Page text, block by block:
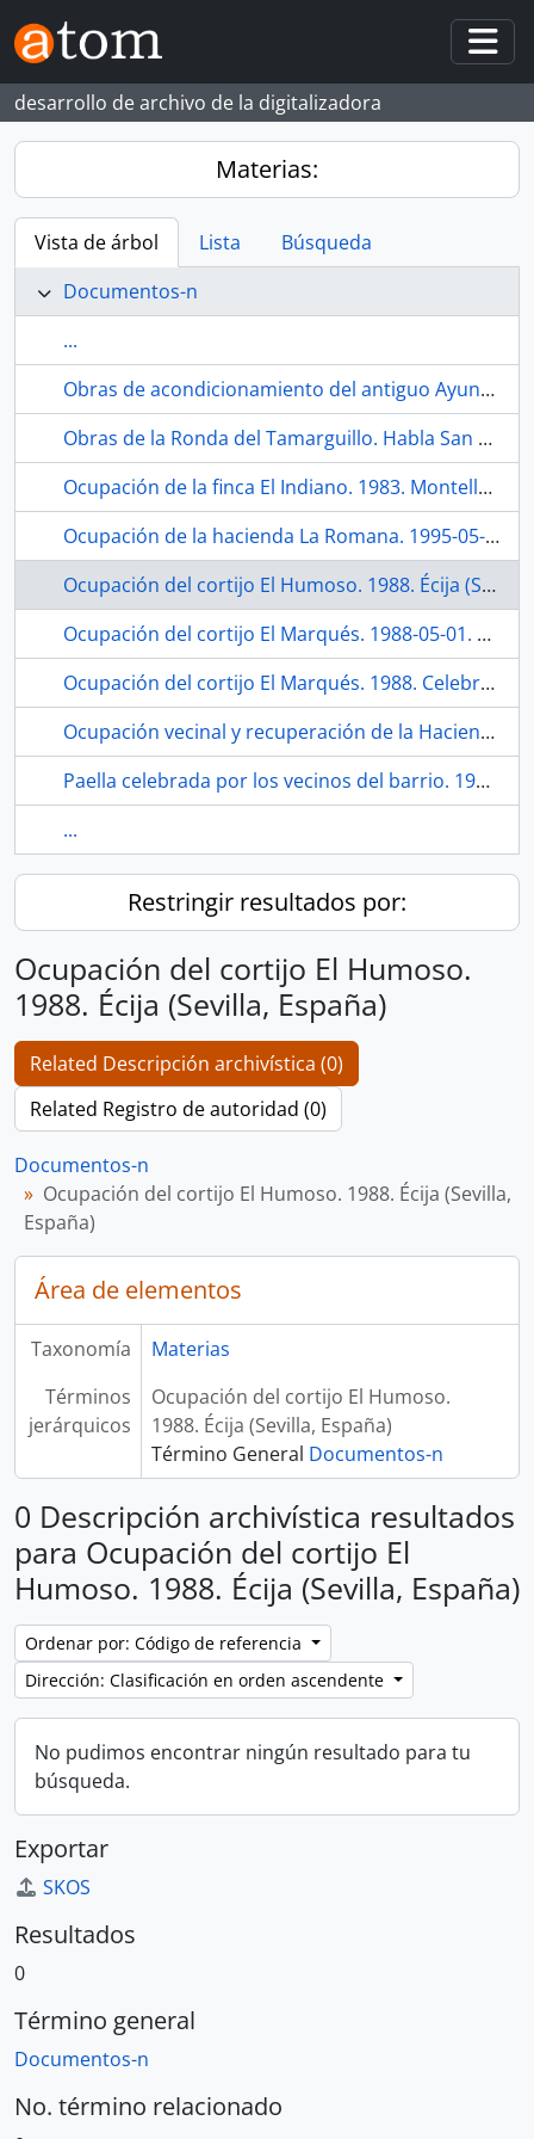
Skip to main content
desarrollo de archivo de la digitalizadora
Materias:
Vista de árbol Lista
Búsqueda
Documentos-n
...
Obras de acondicionamiento del antiguo Ayuntamiento para el local de la Tercera Edad. 1984. Los Corrales (Sevilla, España)
Obras de la Ronda del Tamarguillo. Habla San Diego Television. 1990-12. Sevilla (España).
Ocupación de la finca El Indiano. 1983. Montellano (Sevilla, España)
Ocupación de la hacienda La Romana. 1995-05-01. Por el derecho al trabajo, SOC y CGT. Utrera (Sevilla, España)
Ocupación del cortijo El Humoso. 1988. Écija (Sevilla, España)
Ocupación del cortijo El Marqués. 1988-05-01. Celebración de una asamblea sobre la reforma agraria. Gilena (Sevilla, España)
Ocupación del cortijo El Marqués. 1988. Celebración del 1º de mayo. Gilena (Sevilla, España)
Ocupación vecinal y recuperación de la Hacienda Miraflores, en 1991-1993. 2021. Sevilla (España).
Paella celebrada por los vecinos del barrio. 1985-1989. Campo de fútbol de La Bachillera (Sevilla, España)
...
Restringir resultados por:
Ocupación del cortijo El Humoso.
1988. Écija (Sevilla, España)
Related Descripción archivística (0)
Related Registro de autoridad (0)
Documentos-n
Ocupación del cortijo El Humoso. 1988. Écija (Sevilla,
España)
Área de elementos
Taxonomía
Materias
Términos
jerárquicos
Ocupación del cortijo El Humoso.
1988. Écija (Sevilla, España)
Término General Documentos-n
0 Descripción archivística resultados
para Ocupación del cortijo El
Humoso. 1988. Écija (Sevilla, España)
Ordenar por: Código de referencia
Dirección: Clasificación en orden ascendente
No pudimos encontrar ningún resultado para tu
búsqueda.
Exportar
SKOS
Resultados
0
Término general
Documentos-n
No. término relacionado